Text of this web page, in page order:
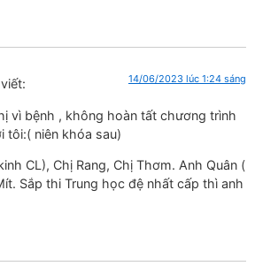
viết: 14/06/2023 lúc 1:24 sáng
vì bệnh , không hoàn tất chương trình
tôi:( niên khóa sau)
CL), Chị Rang, Chị Thơm. Anh Quân (
Sắp thi Trung học đệ nhất cấp thì anh